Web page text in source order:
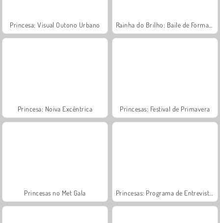
Princesa: Visual Outono Urbano
Princesa: Noiva Excêntrica Princesas: Festival de Primavera
Princesas no Met Gala